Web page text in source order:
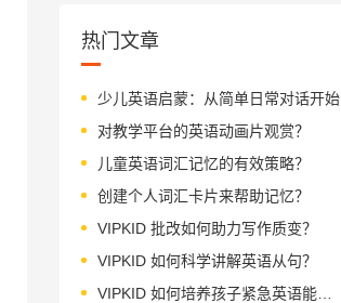
热门文章
少儿英语启蒙：从简单日常对话开始
对教学平台的英语动画片观赏？
儿童英语词汇记忆的有效策略？
创建个人词汇卡片来帮助记忆？
VIPKID 批改如何助力写作质变？
VIPKID 如何科学讲解英语从句？
VIPKID 如何培养孩子紧急英语能力？